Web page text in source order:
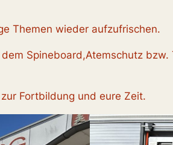
Themen wieder aufzufrischen.
Spineboard,Atemschutz
Fortbildung und eure Zeit.